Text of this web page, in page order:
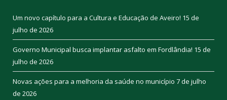
Um novo capítulo para a Cultura e Educação de Aveiro! 15 de
julho de 2026
Governo Municipal busca implantar asfalto em Fordlândia! 15 de
julho de 2026
Novas ações para a melhoria da saúde no município 7 de julho
de 2026